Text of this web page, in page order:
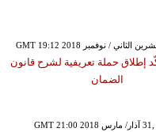
إطلاق حملة تعريفية لشرح قانون
الضمان